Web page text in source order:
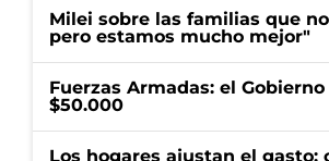
Milei sobre las familias que
pero estamos mucho mejor"
Fuerzas Armadas: el
$50.000
Los hogares ajustan el gasto: